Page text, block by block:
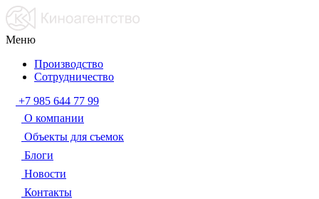
Меню
Производство
Сотрудничество
+7 985 644 77 99
О компании
Объекты для съемок
Блоги
Новости
Контакты